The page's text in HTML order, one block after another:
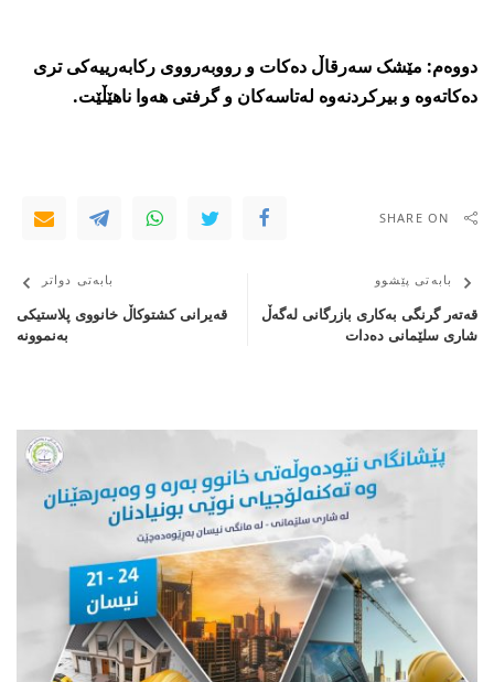
دووەم: مێشک سەرقاڵ دەکات و رووبەرووی رکابەرییەکی تری
دەکاتەوە و بیرکردنەوە لەتاسەکان و گرفتی ھەوا ناھێڵێت.
SHARE ON
بابەتی پێشوو
قەتەر گرنگی بەکاری بازرگانی لەگەڵ
شاری سلێمانی ده‌دات
بابەتی دواتر
قه‌یرانی‌ كشتوكاڵ خانووی‌ پلاستیكی‌
به‌نموونه‌